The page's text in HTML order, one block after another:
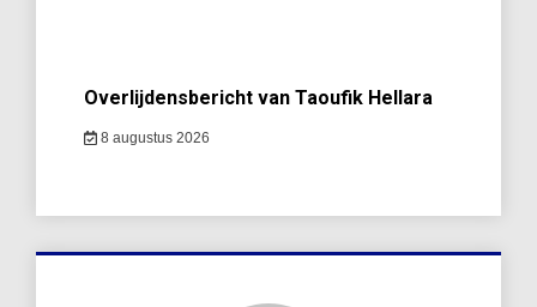
Overlijdensbericht van Taoufik Hellara
8 augustus 2026